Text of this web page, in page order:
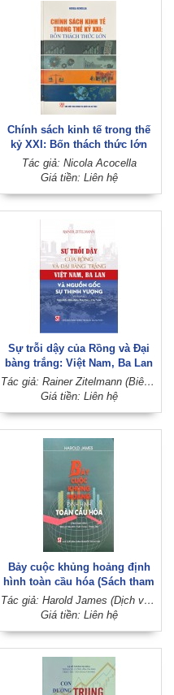
Chính sách kinh tế trong thế
kỷ XXI: Bốn thách thức lớn
Tác giả: Nicola Acocella
Giá tiền: Liên hệ
Sự trỗi dậy của Rồng và Đại
bàng trắng: Việt Nam, Ba Lan
và nguồn gốc sự thịnh vượng
(Sách tham khảo)
Tác giả: Rainer Zitelmann (Biên dịch - Hiệu đính: Thu Thủy - Chu Ngân)
Giá tiền: Liên hệ
Bảy cuộc khủng hoảng định
hình toàn cầu hóa (Sách tham
khảo)
Tác giả: Harold James (Dịch và hiệu đính: Tuấn Trung - Thoan Thu)
Giá tiền: Liên hệ